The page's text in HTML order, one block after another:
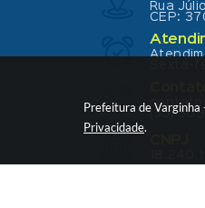
Prefeitura de Varginha
Privacidade.
Rua
CEP:
(35)